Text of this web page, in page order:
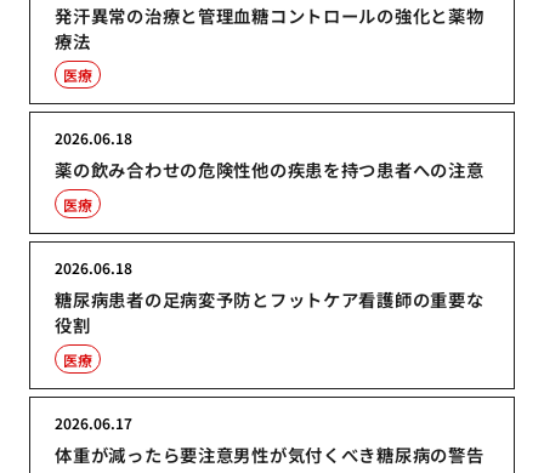
発汗異常の治療と管理血糖コントロールの強化と薬物
療法
医療
薬の飲み合わせの危険性他の疾患を持つ患者への注意
2026.06.18
医療
糖尿病患者の足病変予防とフットケア看護師の重要な
役割
2026.06.18
医療
体重が減ったら要注意男性が気付くべき糖尿病の警告
2026.06.17